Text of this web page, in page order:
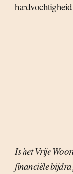
Is het Vrije
financiële